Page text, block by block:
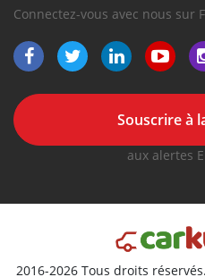
Connectez-vous avec nous sur
Souscrire à
aux alertes
2016-2026 Tous droits